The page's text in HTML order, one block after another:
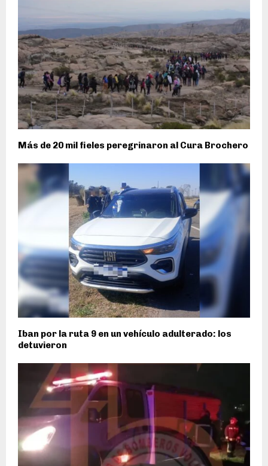
Más de 20 mil fieles peregrinaron al Cura Brochero
Iban por la ruta 9 en un vehículo adulterado: los
detuvieron